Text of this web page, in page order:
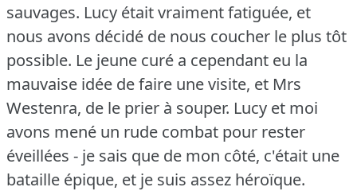
sauvages. Lucy était vraiment fatiguée, et
nous avons décidé de nous coucher le plus tôt
possible. Le jeune curé a cependant eu la
mauvaise idée de faire une visite, et Mrs
Westenra, de le prier à souper. Lucy et moi
avons mené un rude combat pour rester
éveillées - je sais que de mon côté, c'était une
bataille épique, et je suis assez héroïque.